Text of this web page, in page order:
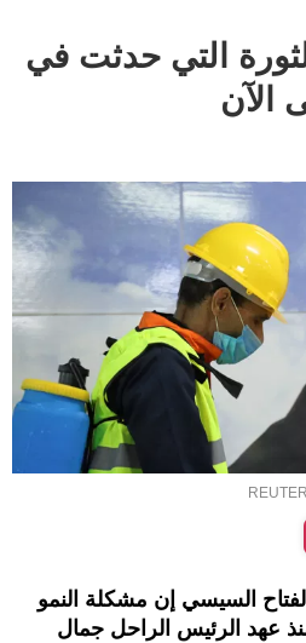
التي حدثت في
السيسي إن مشكلة النمو
عهد الرئيس الراحل جمال